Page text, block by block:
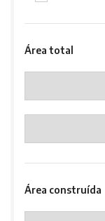
Área total
Área construída